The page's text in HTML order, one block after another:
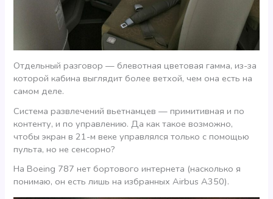
Отдельный разговор — блевотная цветовая гамма, из-за
которой кабина выглядит более ветхой, чем она есть на
самом деле.
Система развлечений вьетнамцев — примитивная и по
контенту, и по управлению. Да как такое возможно,
чтобы экран в 21-м веке управлялся только с помощью
пульта, но не сенсорно?
На Boeing 787 нет бортового интернета (насколько я
понимаю, он есть лишь на избранных Airbus A350).